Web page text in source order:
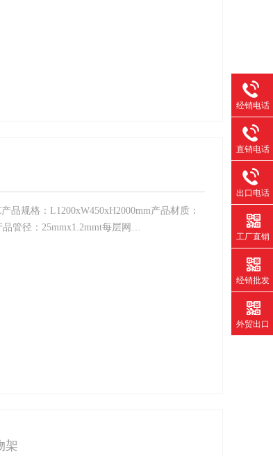
品规格：L1200xW450xH2000mm产品材质：
管径：25mmx1.2mmt每层网…
架
经销电话
直销电话
出口电话
工厂直销
经销批发
外贸出口